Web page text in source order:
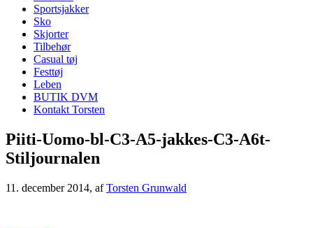
Sportsjakker
Sko
Skjorter
Tilbehør
Casual tøj
Festtøj
Leben
BUTIK DVM
Kontakt Torsten
Piiti-Uomo-bl-C3-A5-jakkes-C3-A6t-
Stiljournalen
11. december 2014, afTorsten Grunwald